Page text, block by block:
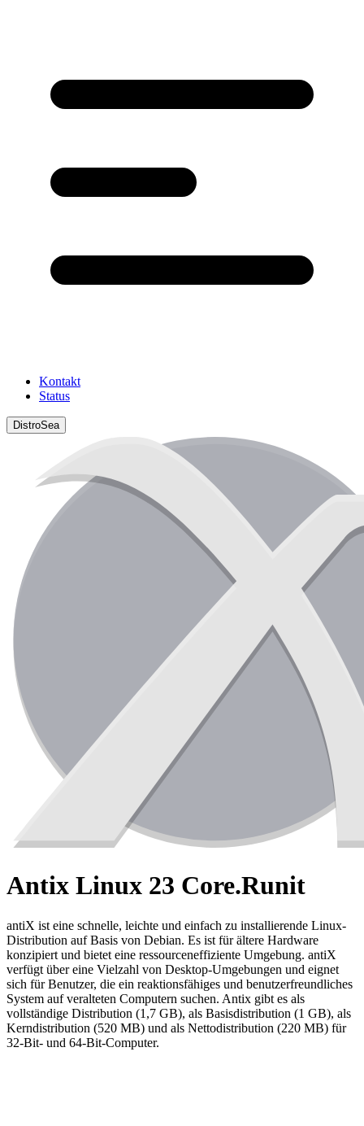
Kontakt
Status
DistroSea
Antix Linux 23 Core.Runit
antiX ist eine schnelle, leichte und einfach zu installierende Linux-
Distribution auf Basis von Debian. Es ist für ältere Hardware
konzipiert und bietet eine ressourceneffiziente Umgebung. antiX
verfügt über eine Vielzahl von Desktop-Umgebungen und eignet
sich für Benutzer, die ein reaktionsfähiges und benutzerfreundliches
System auf veralteten Computern suchen. Antix gibt es als
vollständige Distribution (1,7 GB), als Basisdistribution (1 GB), als
Kerndistribution (520 MB) und als Nettodistribution (220 MB) für
32-Bit- und 64-Bit-Computer.